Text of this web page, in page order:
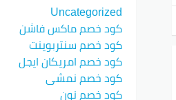
Uncategorized
كود خصم ماكس فاشن
كود خصم سنتربوينت
كود خصم امريكان ايجل
كود خصم نمشي
كود خصم نون